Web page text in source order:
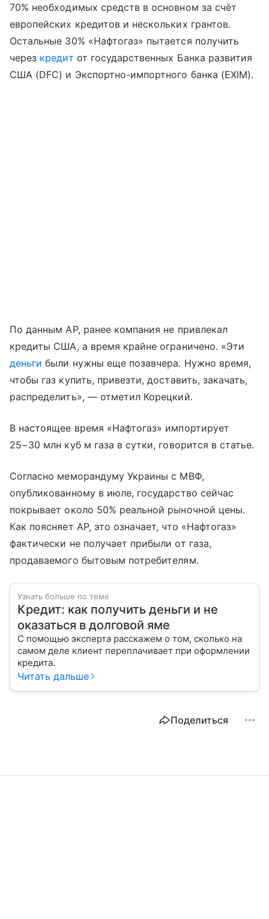
70% необходимых средств в основном за счёт
европейских кредитов и нескольких грантов.
Остальные 30% «Нафтогаз» пытается получить
через кредит от государственных Банка развития
США (DFC) и Экспортно-импортного банка (EXIM).
По данным AP, ранее компания не привлекал
кредиты США, а время крайне ограничено. «Эти
деньги были нужны еще позавчера. Нужно время,
чтобы газ купить, привезти, доставить, закачать,
распределить», — отметил Корецкий.
В настоящее время «Нафтогаз» импортирует
25−30 млн куб м газа в сутки, говорится в статье.
Согласно меморандуму Украины с МВФ,
опубликованному в июле, государство сейчас
покрывает около 50% реальной рыночной цены.
Как поясняет AP, это означает, что «Нафтогаз»
фактически не получает прибыли от газа,
продаваемого бытовым потребителям.
Узнать больше по теме
Кредит: как получить деньги и не
оказаться в долговой яме
С помощью эксперта расскажем о том, сколько на
самом деле клиент переплачивает при оформлении
кредита.
Читать дальше
Поделиться